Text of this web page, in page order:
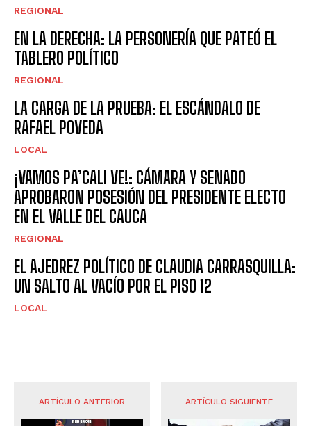
REGIONAL
EN LA DERECHA: LA PERSONERÍA QUE PATEÓ EL
TABLERO POLÍTICO
REGIONAL
LA CARGA DE LA PRUEBA: EL ESCÁNDALO DE
RAFAEL POVEDA
LOCAL
¡VAMOS PA’CALI VE!: CÁMARA Y SENADO
APROBARON POSESIÓN DEL PRESIDENTE ELECTO
EN EL VALLE DEL CAUCA
REGIONAL
EL AJEDREZ POLÍTICO DE CLAUDIA CARRASQUILLA:
UN SALTO AL VACÍO POR EL PISO 12
LOCAL
ARTÍCULO ANTERIOR ARTÍCULO SIGUIENTE